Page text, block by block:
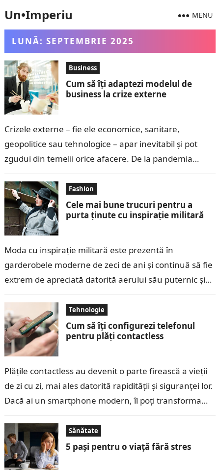
Un•Imperiu MENU
LUNĂ: SEPTEMBRIE 2025
Business
Cum să îți adaptezi modelul de
business la crize externe
Crizele externe – fie ele economice, sanitare,
geopolitice sau tehnologice – apar inevitabil și pot
zgudui din temelii orice afacere. De la pandemia
Fashion
Cele mai bune trucuri pentru a
purta ținute cu inspirație militară
Moda cu inspirație militară este prezentă în
garderobele moderne de zeci de ani și continuă să fie
extrem de apreciată datorită aerului său puternic și
Tehnologie
Cum să îți configurezi telefonul
pentru plăți contactless
Plățile contactless au devenit o parte firească a vieții
de zi cu zi, mai ales datorită rapidității și siguranței lor.
Dacă ai un smartphone modern, îl poți transforma…
Sănătate
5 pași pentru o viață fără stres